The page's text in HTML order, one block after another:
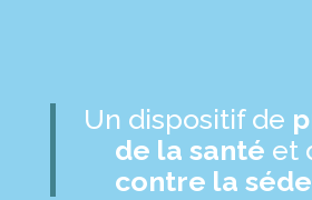
Un dispositif de
de la santé et
contre la